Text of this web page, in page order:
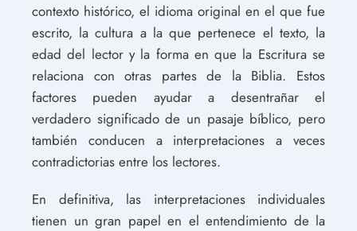
contexto histórico, el idioma original en el que fue
escrito, la cultura a la que pertenece el texto, la
edad del lector y la forma en que la Escritura se
relaciona con otras partes de la Biblia. Estos
factores pueden ayudar a desentrañar el
verdadero significado de un pasaje bíblico, pero
también conducen a interpretaciones a veces
contradictorias entre los lectores.
En definitiva, las interpretaciones individuales
tienen un gran papel en el entendimiento de la